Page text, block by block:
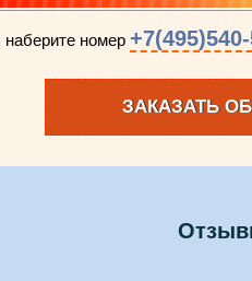
наберите номер
ЗАКАЗАТЬ